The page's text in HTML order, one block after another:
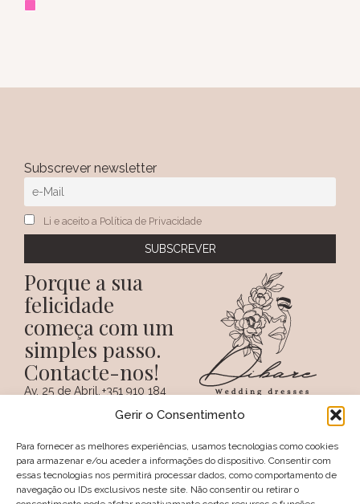
Gerir o Consentimento
Para fornecer as melhores experiências, usamos tecnologias como cookies
para armazenar e/ou aceder a informações do dispositivo. Consentir com
essas tecnologias nos permitirá processar dados, como comportamento de
navegação ou IDs exclusivos neste site. Não consentir ou retirar o
Subscrever newsletter
Li e aceito a Política de Privacidade
Porque a sua
felicidade
começa com um
simples passo.
Contacte-nos!
Av. 25 de Abril,
PORTUGAL
+351 910 184
(Chamada para a
nacional)
+351 274 094
(Chamada para a
rede fixa nacional)
SOCIAIS